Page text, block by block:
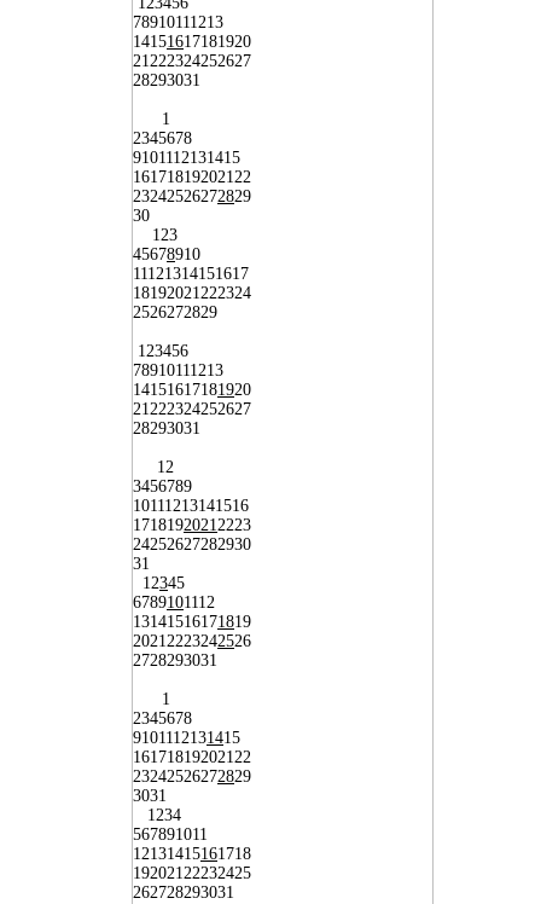
78910111213
14151617181920
21222324252627
28293031
1
2345678
9101112131415
16171819202122
23242526272829
30
123
45678910
11121314151617
18192021222324
2526272829
123456
78910111213
14151617181920
21222324252627
28293031
12
3456789
10111213141516
17181920212223
24252627282930
31
12345
6789101112
13141516171819
20212223242526
2728293031
1
2345678
9101112131415
16171819202122
23242526272829
3031
1234
567891011
12131415161718
19202122232425
262728293031